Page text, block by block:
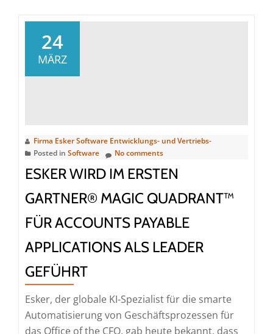
Source-
Pay-
Suiten
als
Challenger
aufgeführt
24
MÄRZ
Firma Esker Software Entwicklungs- und Vertriebs-
Posted in Software No comments
ESKER WIRD IM ERSTEN
GARTNER® MAGIC QUADRANT™
FÜR ACCOUNTS PAYABLE
APPLICATIONS ALS LEADER
GEFÜHRT
Esker, der globale KI-Spezialist für die smarte
Automatisierung von Geschäftsprozessen für
das Office of the CFO, gab heute bekannt, dass